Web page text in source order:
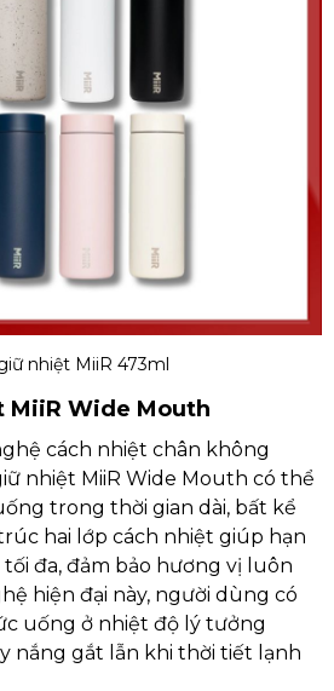
nhiệt MiiR 473ml
MiiR Wide Mouth
cách nhiệt chân không
nhiệt MiiR Wide Mouth có thể
trong thời gian dài, bất kể
hai lớp cách nhiệt giúp hạn
đa, đảm bảo hương vị luôn
hiện đại này, người dùng có
uống ở nhiệt độ lý tưởng
nắng gắt lẫn khi thời tiết lạnh